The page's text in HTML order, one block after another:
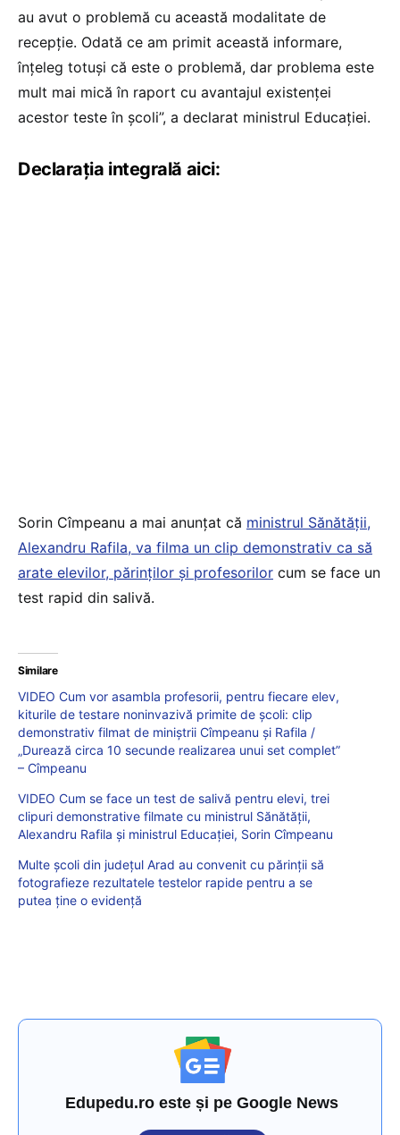
au avut o problemă cu această modalitate de
recepție. Odată ce am primit această informare,
înțeleg totuși că este o problemă, dar problema este
mult mai mică în raport cu avantajul existenței
acestor teste în școli”, a declarat ministrul Educației.
Declarația integrală aici:
Sorin Cîmpeanu a mai anunțat că ministrul Sănătății,
Alexandru Rafila, va filma un clip demonstrativ ca să
arate elevilor, părinților și profesorilor cum se face un
test rapid din salivă.
Similare
VIDEO Cum vor asambla profesorii, pentru fiecare elev,
kiturile de testare noninvazivă primite de școli: clip
demonstrativ filmat de miniștrii Cîmpeanu și Rafila /
„Durează circa 10 secunde realizarea unui set complet”
– Cîmpeanu
VIDEO Cum se face un test de salivă pentru elevi, trei
clipuri demonstrative filmate cu ministrul Sănătății,
Alexandru Rafila și ministrul Educației, Sorin Cîmpeanu
Multe şcoli din județul Arad au convenit cu părinţii să
fotografieze rezultatele testelor rapide pentru a se
putea ţine o evidenţă
Edupedu.ro este și pe Google News